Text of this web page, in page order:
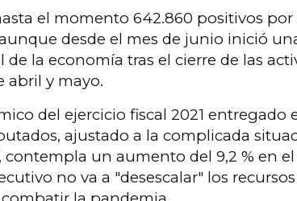
el momento 642.860 positivos por
desde el mes de junio inició
de la economía tras el cierre de las
abril y mayo.
del ejercicio fiscal 2021 entregado
ajustado a la complicada
un aumento del 9,2 % en
no va a "desescalar" los recursos